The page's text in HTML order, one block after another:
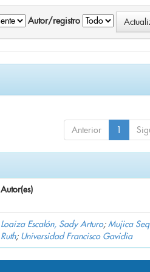
Autor/registro
Anterior 1
Autor(es)
Loaiza Escalón, Sady Arturo;Mujica
Ruth; Universidad Francisco Gavidia